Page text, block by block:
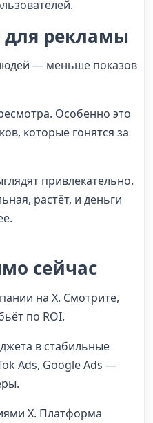
для рекламы
— меньше показов
Особенно это
которые гонятся за
привлекательно.
растёт, и деньги
сейчас
на X. Смотрите,
по ROI.
в стабильные
Ads, Google Ads —
X. Платформа